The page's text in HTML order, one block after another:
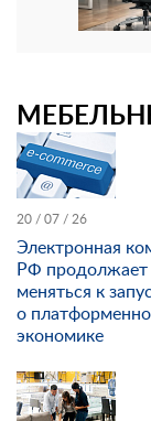
20 / 07 / 26
Электронная
РФ продолжает
меняться к
о
экономике